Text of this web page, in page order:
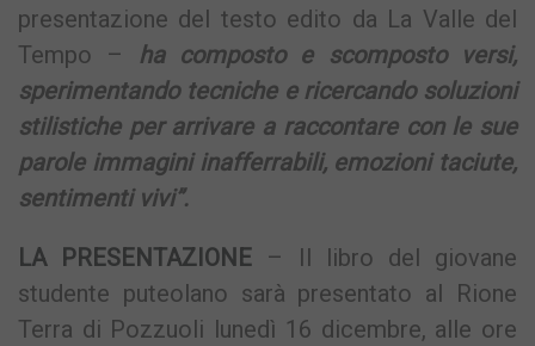
presentazione del testo edito da La Valle del
Tempo – ha composto e scomposto versi,
sperimentando tecniche e ricercando soluzioni
stilistiche per arrivare a raccontare con le sue
parole immagini inafferrabili, emozioni taciute,
sentimenti vivi”.
LA PRESENTAZIONE – Il libro del giovane
studente puteolano sarà presentato al Rione
Terra di Pozzuoli lunedì 16 dicembre, alle ore